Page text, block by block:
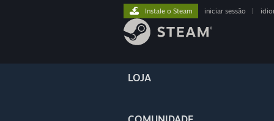
LOJA
Instale o Steam iniciar sessão